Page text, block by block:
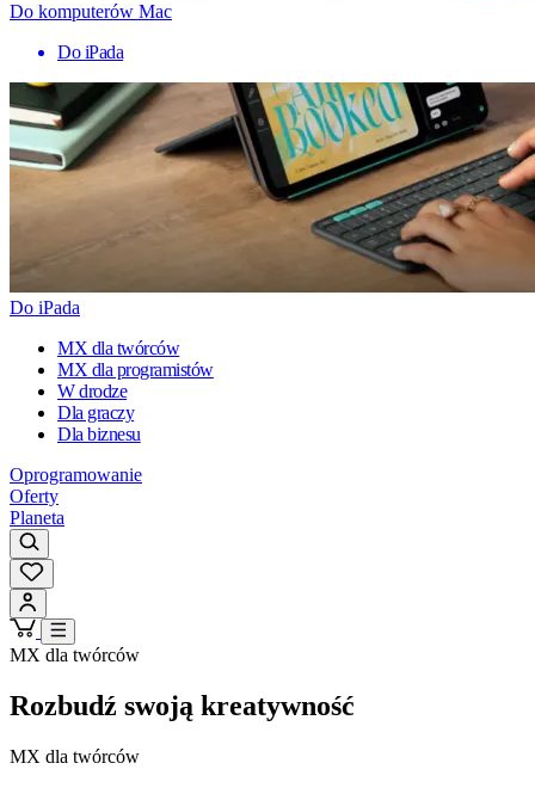
Do komputerów Mac
Do iPada
Do iPada
MX dla twórców
MX dla programistów
W drodze
Dla graczy
Dla biznesu
Oprogramowanie
Oferty
Planeta
MX dla twórców
Rozbudź swoją kreatywność
MX dla twórców